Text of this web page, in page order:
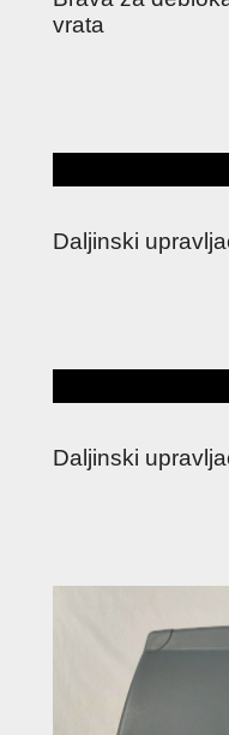
vrata
Daljinski
Daljinski